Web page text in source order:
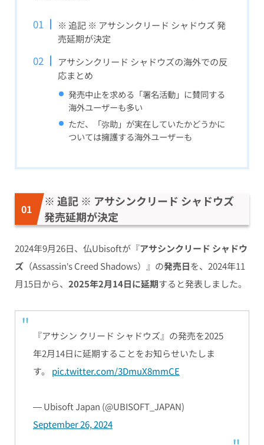
※ 追記 ※ アサシンクリード シャドウズ 発
売延期が決定
アサシンクリード シャドウズの海外での反
応まとめ
発売中止を求める「署名活動」に賛同する
海外ユーザーも多い
ただ、「弥助」が実在していたかどうかに
ついては擁護する海外ユーザーも
※ 追記 ※ アサシンクリード シャドウズ
発売延期が決定
2024年9月26日、仏Ubisoftが『アサシンクリード シャドウ
ズ（Assassin’s Creed Shadows）』の発売日を、2024年11
月15日から、 2025年2月14日に延期すると発表しました。
『アサシン クリード シャドウズ』の発売を2025
年2月14日に延期することをお知らせいたしま
す。 pic.twitter.com/3DmuX8mmCE
— Ubisoft Japan (@UBISOFT_JAPAN)
September 26, 2024